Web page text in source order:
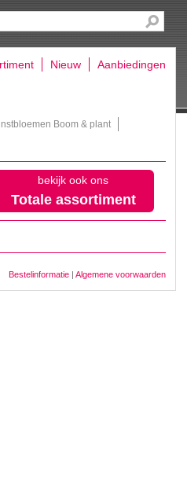
Nieuw Aanbiedingen
Boom & plant
bekijk ook ons
Totale assortiment
Bestelinformatie | Algemene voorwaarden